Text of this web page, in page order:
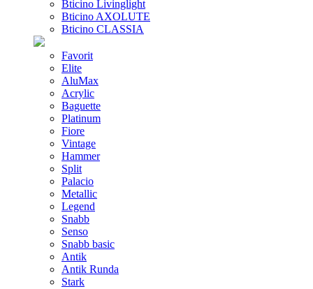
Bticino Livinglight
Bticino AXOLUTE
Bticino CLASSIA
Favorit
Elite
AluMax
Acrylic
Baguette
Platinum
Fiore
Vintage
Hammer
Split
Palacio
Metallic
Legend
Snabb
Senso
Snabb basic
Antik
Antik Runda
Stark